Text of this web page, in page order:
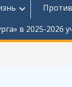
в 2025-2026